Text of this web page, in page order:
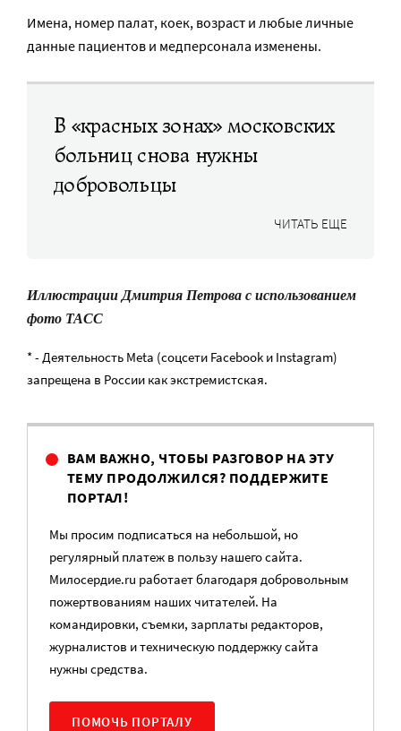
Имена, номер палат, коек, возраст и любые личные
данные пациентов и медперсонала изменены.
В «красных зонах» московских
больниц снова нужны
добровольцы
ЧИТАТЬ ЕЩЕ
Иллюстрации Дмитрия Петрова с использованием
фото ТАСС
* - Деятельность Meta (соцсети Facebook и Instagram)
запрещена в России как экстремистская.
ВАМ ВАЖНО, ЧТОБЫ РАЗГОВОР НА ЭТУ
ТЕМУ ПРОДОЛЖИЛСЯ? ПОДДЕРЖИТЕ
ПОРТАЛ!
Мы просим подписаться на небольшой, но
регулярный платеж в пользу нашего сайта.
Милосердие.ru работает благодаря добровольным
пожертвованиям наших читателей. На
командировки, съемки, зарплаты редакторов,
журналистов и техническую поддержку сайта
нужны средства.
ПОМОЧЬ ПОРТАЛУ